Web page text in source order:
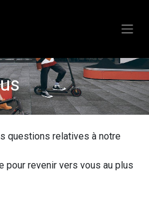
questions relatives à notre
pour revenir vers vous au plus